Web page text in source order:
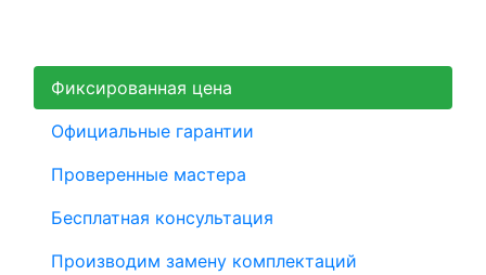
Фиксированная цена
Официальные гарантии
Проверенные мастера
Бесплатная консультация
Производим замену комплектаций